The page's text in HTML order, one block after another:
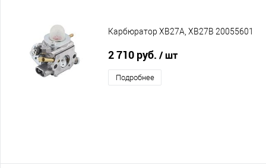
Карбюратор XB27A, XB27B 20055601
2 710 руб. / шт
Подробнее